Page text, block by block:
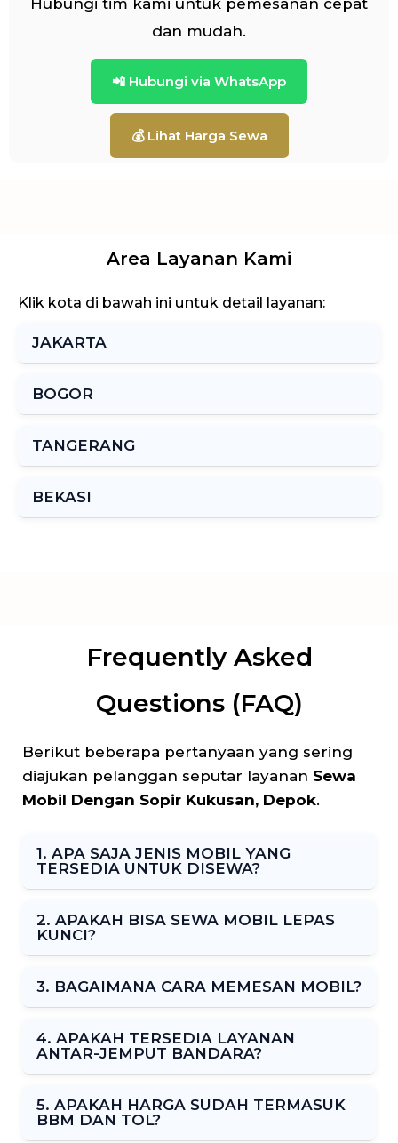
Hubungi tim kami untuk pemesanan cepat
dan mudah.
📲 Hubungi via WhatsApp
💰 Lihat Harga Sewa
Area Layanan Kami
Klik kota di bawah ini untuk detail layanan:
JAKARTA
BOGOR
TANGERANG
BEKASI
Frequently Asked
Questions (FAQ)
Berikut beberapa pertanyaan yang sering
diajukan pelanggan seputar layanan Sewa
Mobil Dengan Sopir Kukusan, Depok.
1. APA SAJA JENIS MOBIL YANG
TERSEDIA UNTUK DISEWA?
2. APAKAH BISA SEWA MOBIL LEPAS
KUNCI?
3. BAGAIMANA CARA MEMESAN MOBIL?
4. APAKAH TERSEDIA LAYANAN
ANTAR-JEMPUT BANDARA?
5. APAKAH HARGA SUDAH TERMASUK
BBM DAN TOL?